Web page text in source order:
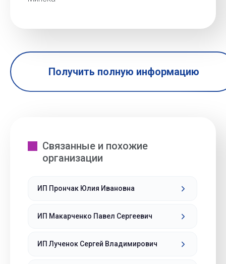
Получить полную информацию
Связанные и похожие
организации
ИП Прончак Юлия Ивановна
ИП Макарченко Павел Сергеевич
ИП Лученок Сергей Владимирович